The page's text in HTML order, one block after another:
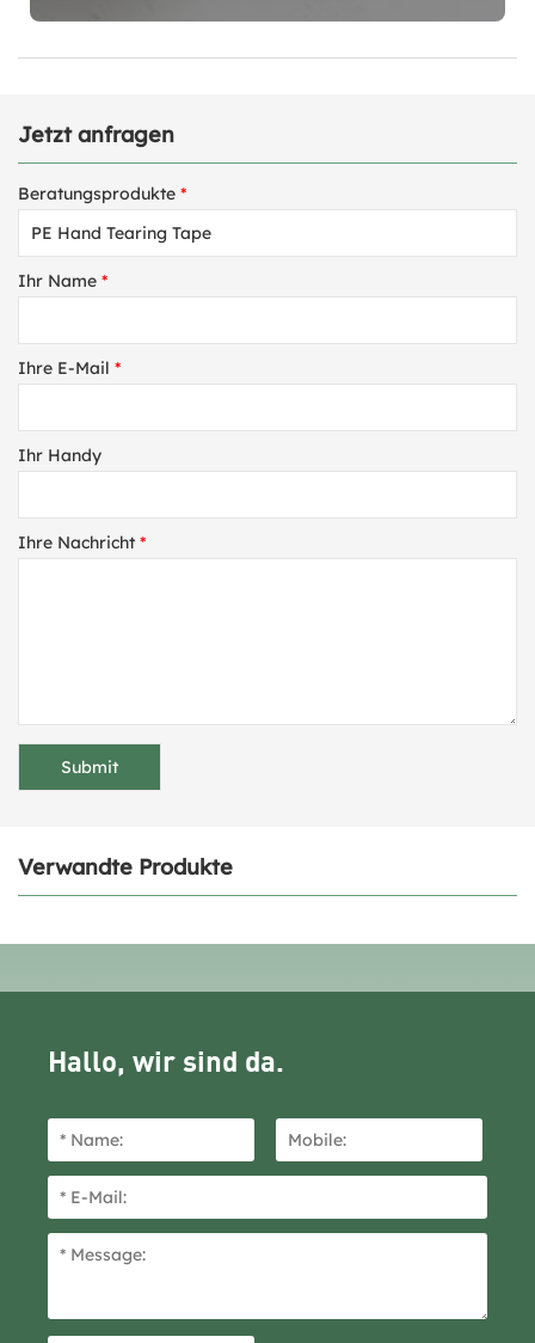
Jetzt anfragen
Beratungsprodukte *
Ihr Name *
Ihre E-Mail *
Ihr Handy
Ihre Nachricht *
Verwandte Produkte
Hallo, wir sind da.